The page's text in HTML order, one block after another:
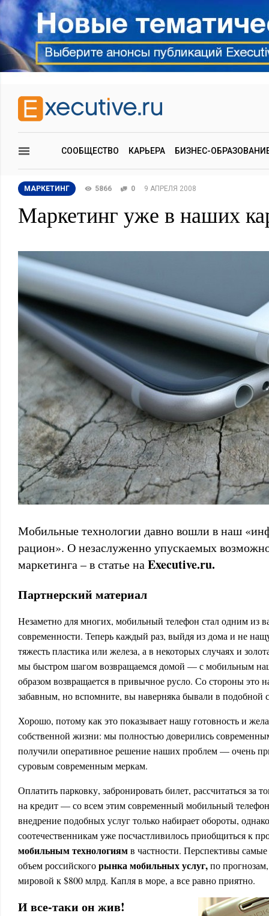
СООБЩЕСТВО КАРЬЕРА БИЗНЕС-
МАРКЕТИНГ 5866 0 9 АПРЕЛЯ 2008
Маркетинг уже в наших
Мобильные технологии давно вошли в наш
рацион». О незаслуженно упускаемых
маркетинга – в статье наExecutive.ru.
Партнерский материал
Незаметно для многих, мобильный телефон стал одним из
современности. Теперь каждый раз, выйдя из дома и не
тяжесть пластика или железа, а в некоторых случаях и
мы быстром шагом возвращаемся домой — с мобильным
образом возвращается в привычное русло. Со стороны это
забавным, но вспомните, вы наверняка бывали в подобной
Хорошо, потому как это показывает нашу готовность и
собственной жизни: мы полностью доверились
получили оперативное решение наших проблем — очень
суровым современным меркам.
Оплатить парковку, забронировать билет, рассчитаться за
на кредит — со всем этим современный мобильный
внедрение подобных услуг только набирает обороты,
соотечественникам уже посчастливилось приобщиться к
мобильным технологиямв частности. Перспективы
объем российскогорынка мобильных услуг,по
мировой к $800 млрд. Капля в море, а все равно приятно.
И все-таки он жив!